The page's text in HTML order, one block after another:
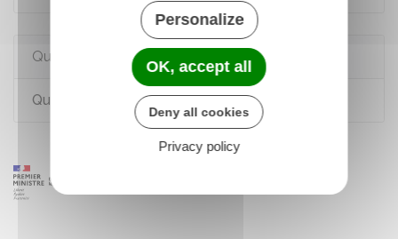
Questions ? Réponses !
Qui doit payer les frais d'obsèques ?
Personalize
OK, accept all
Deny all cookies
Privacy policy